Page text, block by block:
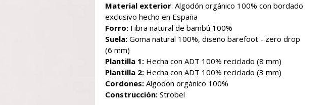
Material exterior: Algodón orgánico 100% con bordado
exclusivo hecho en España
Forro: Fibra natural de bambú 100%
Suela: Goma natural 100%, diseño barefoot - zero drop
(6 mm)
Plantilla 1: Hecha con ADT 100% reciclado (8 mm)
Plantilla 2: Hecha con ADT 100% reciclado (3 mm)
Cordones: Algodón orgánico 100%
Construcción: Strobel